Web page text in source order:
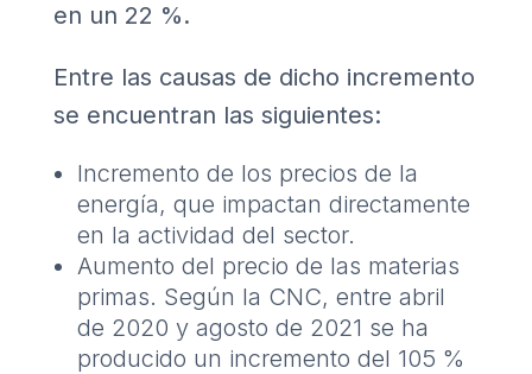
en un 22 %.
Entre las causas de dicho incremento
se encuentran las siguientes:
Incremento de los precios de la
energía, que impactan directamente
en la actividad del sector.
Aumento del precio de las materias
primas. Según la CNC, entre abril
de 2020 y agosto de 2021 se ha
producido un incremento del 105 %